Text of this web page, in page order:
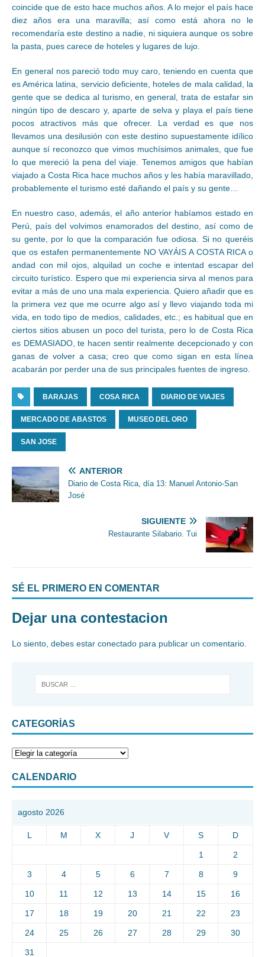
coincide que de esto hace muchos años. A lo mejor el país hace
diez años era una maravilla; así como está ahora no le
recomendaría este destino a nadie, ni siquiera aunque os sobre
la pasta, pues carece de hoteles y lugares de lujo.
En general nos pareció todo muy caro, teniendo en cuenta que
es América latina, servicio deficiente, hoteles de mala calidad, la
gente que se dedica al turismo, en general, trata de estafar sin
ningún tipo de descaro y, aparte de selva y playa el país tiene
pocos atractivos más que ofrecer. La verdad es que nos
llevamos una desilusión con este destino supuestamente idílico
aunque sí reconozco que vimos muchísimos animales, que fue
lo que mereció la pena del viaje. Tenemos amigos que habían
viajado a Costa Rica hace muchos años y les había maravillado,
probablemente el turismo esté dañando el país y su gente…
En nuestro caso, además, el año anterior habíamos estado en
Perú, país del volvimos enamorados del destino, así como de
su gente, por lo que la comparación fue odiosa. Si no queréis
que os estafen permanentemente NO VAYÁIS A COSTA RICA o
andad con mil ojos, alquilad un coche e intentad escapar del
circuito turístico. Espero que mi experiencia sirva al menos para
evitar a más de uno una mala experiencia. Quiero añadir que es
la primera vez que me ocurre algo así y llevo viajando toda mi
vida, en todo tipo de medios, calidades, etc.; es habitual que en
ciertos sitios abusen un poco del turista, pero lo de Costa Rica
es DEMASIADO, te hacen sentir realmente decepcionado y con
ganas de volver a casa; creo que como sigan en esta línea
acabarán por perder una de sus principales fuentes de ingreso.
BARAJAS COSA RICA DIARIO DE VIAJES
MERCADO DE ABASTOS MUSEO DEL ORO
SAN JOSE
ANTERIOR
Diario de Costa Rica, día 13: Manuel Antonio-San
José
SIGUIENTE
Restaurante Silabario. Tui
SÉ EL PRIMERO EN COMENTAR
Dejar una contestacion
Lo siento, debes estar conectado para publicar un comentario.
CATEGORÍAS
CALENDARIO
agosto 2026
L M X J V S D
1 2
3 4 5 6 7 8 9
10 11 12 13 14 15 16
17 18 19 20 21 22 23
24 25 26 27 28 29 30
31